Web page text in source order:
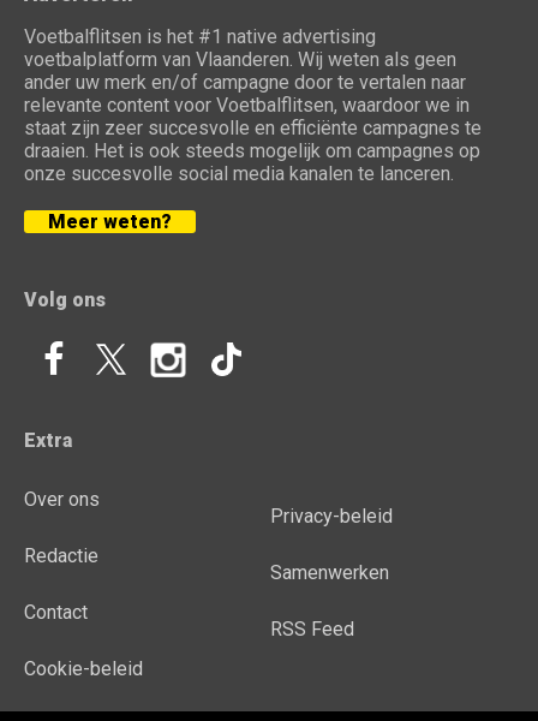
Voetbalflitsen is het #1 native advertising
voetbalplatform van Vlaanderen. Wij weten als geen
ander uw merk en/of campagne door te vertalen naar
relevante content voor Voetbalflitsen, waardoor we in
staat zijn zeer succesvolle en efficiënte campagnes te
draaien. Het is ook steeds mogelijk om campagnes op
onze succesvolle social media kanalen te lanceren.
Meer weten?
Volg ons
Extra
Over ons
Redactie
Contact
Cookie-beleid
Privacy-beleid
Samenwerken
RSS Feed